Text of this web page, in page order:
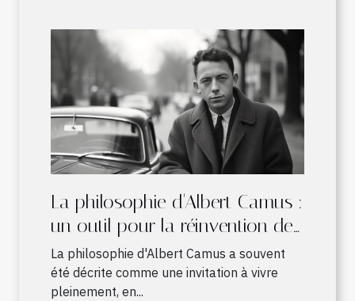
La philosophie d'Albert Camus :
un outil pour la réinvention de
notre monde par les enfants
La philosophie d'Albert Camus a souvent
été décrite comme une invitation à vivre
pleinement, en...